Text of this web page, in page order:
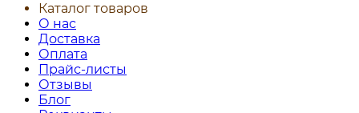
Каталог товаров
О нас
Доставка
Оплата
Прайс-листы
Отзывы
Блог